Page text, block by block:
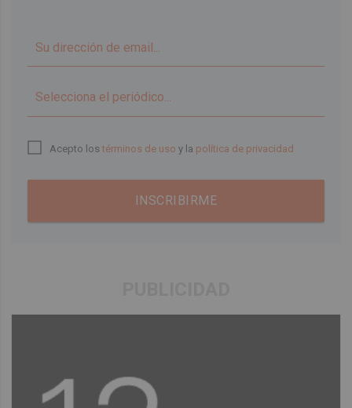
Acepto lostérminos de uso y la política de privacidad
INSCRIBIRME